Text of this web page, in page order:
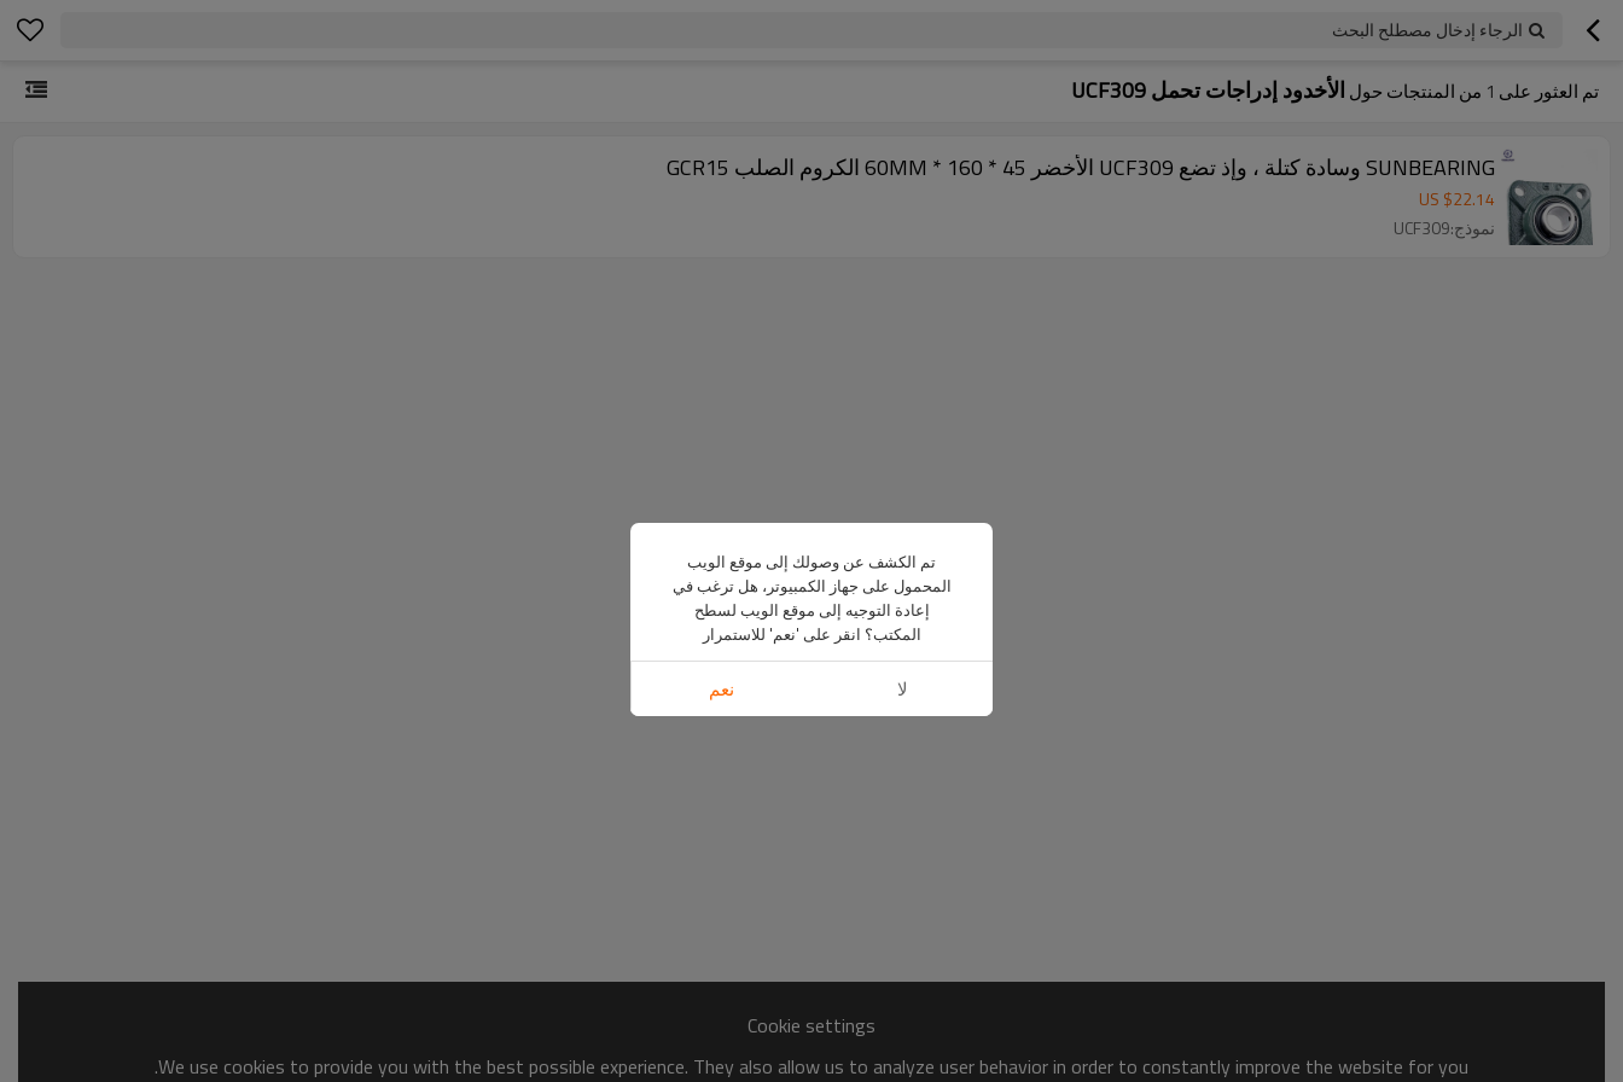
الرجاء إدخال مصطلح البحث
تم العثور على 1 من المنتجات حول الأخدود إدراجات تحمل UCF309
SUNBEARING وسادة كتلة ، وإذ تضع UCF309 الأخضر 45 * 160 * 60MM الكروم الصلب GCR15
US $22.14
نموذج:UCF309
Cookie settings
We use cookies to provide you with the best possible experience. They also allow us to analyze user behavior in order to constantly improve the website for you.
تم الكشف عن وصولك إلى موقع الويب
المحمول على جهاز الكمبيوتر، هل ترغب في
إعادة التوجيه إلى موقع الويب لسطح
المكتب؟ انقر على 'نعم' للاستمرار
لا نعم